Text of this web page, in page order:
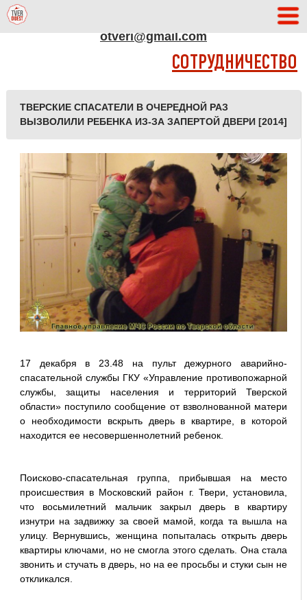
otveri@gmail.com
СОТРУДНИЧЕСТВО
ТВЕРСКИЕ СПАСАТЕЛИ В ОЧЕРЕДНОЙ РАЗ
ВЫЗВОЛИЛИ РЕБЕНКА ИЗ-ЗА ЗАПЕРТОЙ ДВЕРИ [2014]
17 декабря в 23.48 на пульт дежурного аварийно-
спасательной службы ГКУ «Управление противопожарной
службы, защиты населения и территорий Тверской
области» поступило сообщение от взволнованной матери
о необходимости вскрыть дверь в квартире, в которой
находится ее несовершеннолетний ребенок.
Поисково-спасательная группа, прибывшая на место
происшествия в Московский район г. Твери, установила,
что восьмилетний мальчик закрыл дверь в квартиру
изнутри на задвижку за своей мамой, когда та вышла на
улицу. Вернувшись, женщина попыталась открыть дверь
квартиры ключами, но не смогла этого сделать. Она стала
звонить и стучать в дверь, но на ее просьбы и стуки сын не
откликался.